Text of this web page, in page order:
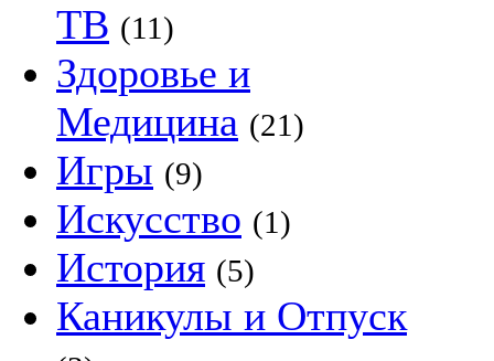
ТВ (11)
Здоровье и
Медицина (21)
Игры (9)
Искусство (1)
История (5)
Каникулы и Отпуск